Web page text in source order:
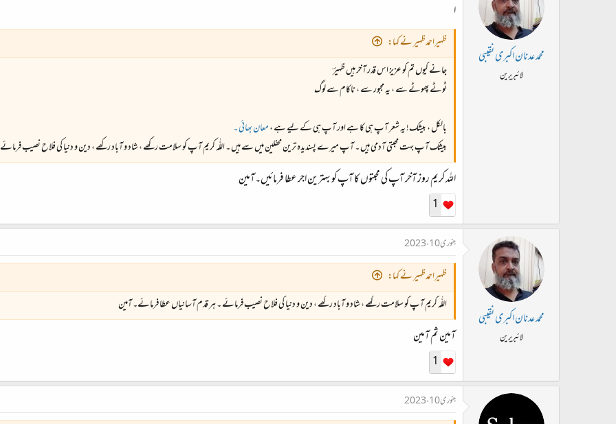
محمد عدنان اکبری نقیبی
لائبریرین
ا
ظہیراحمدظہیر نے کہا:
جانے کیوں تم کو عزیز اس قدر آخر ہیں ظہیرؔ
ٹوٹے پھوٹے سے ، یہ مجبور سے ، ناکام سے لوگ
بالکل ، بیشک! یہ شعر آپ ہی کا ہے اور آپ ہی کے لیے ہے ،معان بھائی ۔
بیشک آپ بہت محبتی آدمی ہیں ۔ آپ میرے پسندیدہ ترین محفلین میں سے ہیں ۔ اللّٰہ کریم آپ کو سلامت رکھے ، شاد و آباد رکھے ، دین و دنیا کی فلاح نصیب
اللہ کریم روز آخر آپ کی محبتوں کا آپ کو بہترین اجر عطا فرمائیں۔آمین
1
محمد عدنان اکبری نقیبی
لائبریرین
جنوری 10، 2023
ظہیراحمدظہیر نے کہا:
اللّٰہ کریم آپ کو سلامت رکھے ، شاد و آباد رکھے ، دین و دنیا کی فلاح نصیب فرمائے ۔ ہر قدم آسانیاں عطا فرمائے۔ آمین
آمین ثم آمین
1
جنوری 10، 2023